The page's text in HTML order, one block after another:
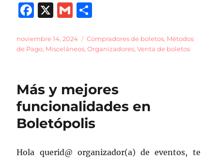
F
c
e
o
o
k
X
G
ai
l
m
p
rt
ir
Publicado
el
noviembre 14, 2024 Categorías
Compradores de boletos, Métodos
de Pago, Misceláneos,Organizadores,Venta de boletos
Más y mejores
funcionalidades en
Boletópolis
Hola querid@ organizador(a) de eventos, te